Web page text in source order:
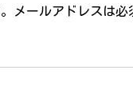
メールアドレスは